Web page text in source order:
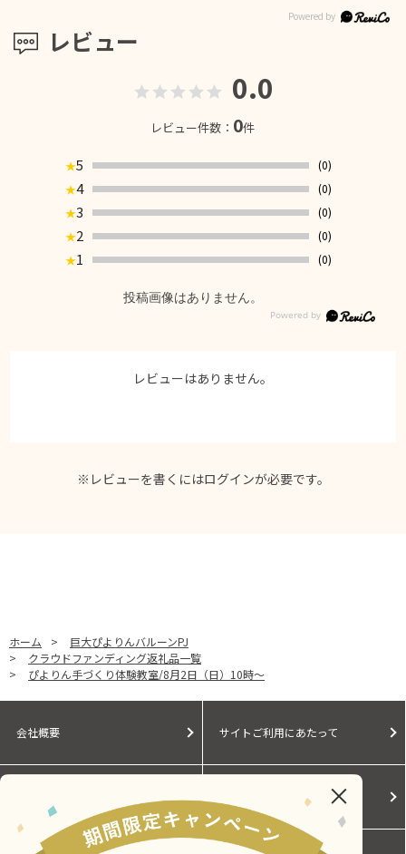
レビュー
0.0
レビュー件数： 0件
★5
(0)
★4
(0)
★3
(0)
★2
(0)
★1 (0)
投稿画像はありません。
レビューはありません。
※レビューを書くにはログインが必要です。
ホーム >
巨大ぴよりんバルーンPJ
>
クラウドファンディング返礼品一覧
>
ぴよりん手づくり体験教室/8月2日（日）10時～
会社概要 サイトご利用にあたって